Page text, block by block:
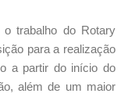
trabalho do Rotary
para a realização
a partir do início do
além de um maior